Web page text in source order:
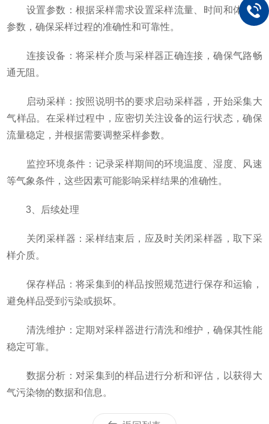
设置参数：根据采样需求设置采样流量、时间和体积等
参数，确保采样过程的准确性和可靠性。
连接设备：将采样介质与采样器正确连接，确保气路畅
通无阻。
启动采样：按照说明书的要求启动采样器，开始采集大
气样品。在采样过程中，应密切关注设备的运行状态，确保
流量稳定，并根据需要调整采样参数。
监控环境条件：记录采样期间的环境温度、湿度、风速
等气象条件，这些因素可能影响采样结果的准确性。
3、后续处理
关闭采样器：采样结束后，应及时关闭采样器，取下采
样介质。
保存样品：将采集到的样品按照规范进行保存和运输，
避免样品受到污染或损坏。
清洗维护：定期对采样器进行清洗和维护，确保其性能
稳定可靠。
数据分析：对采集到的样品进行分析和评估，以获得大
气污染物的数据和信息。